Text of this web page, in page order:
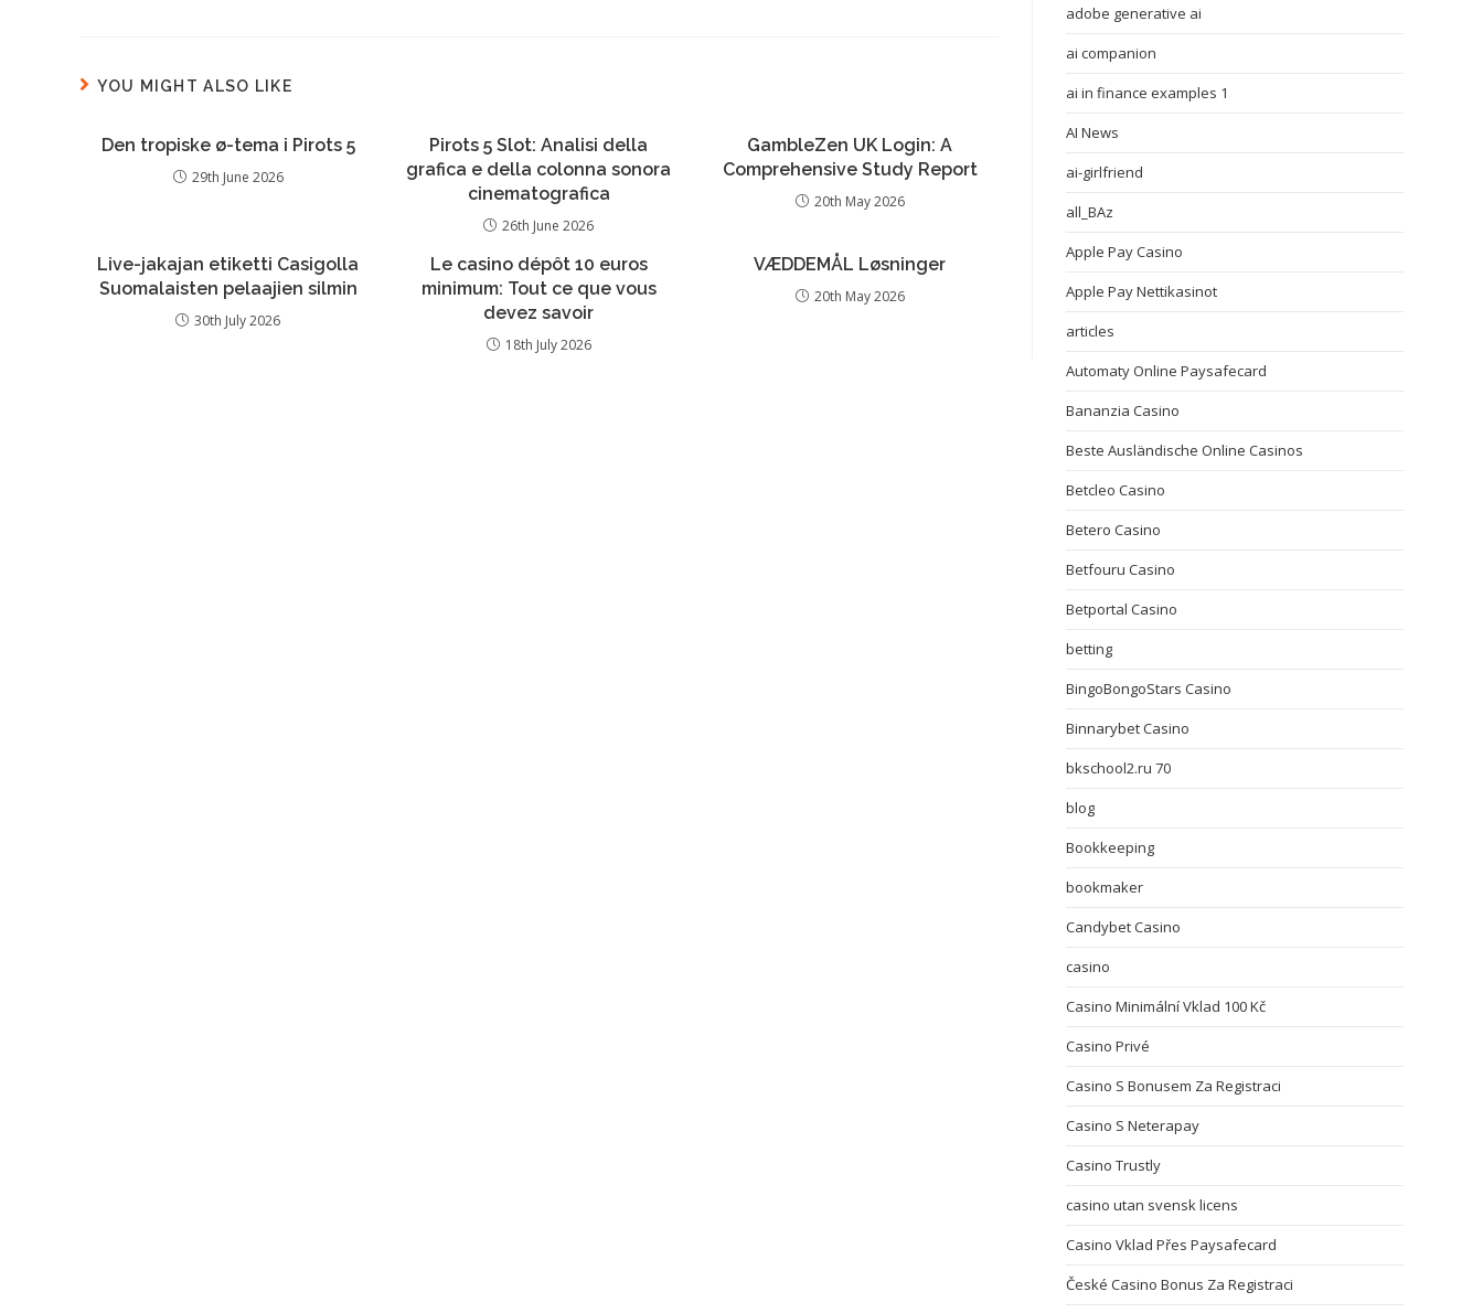
YOU MIGHT ALSO LIKE
Den tropiske ø-tema i Pirots 5
29th June 2026
Pirots 5 Slot: Analisi della
grafica e della colonna sonora
cinematografica
26th June 2026
GambleZen UK Login: A
Comprehensive Study Report
20th May 2026
Live-jakajan etiketti Casigolla
Suomalaisten pelaajien silmin
30th July 2026
Le casino dépôt 10 euros
minimum: Tout ce que vous
devez savoir
18th July 2026
VÆDDEMÅL Løsninger
20th May 2026
adobe generative ai
ai companion
ai in finance examples 1
AI News
ai-girlfriend
all_BAz
Apple Pay Casino
Apple Pay Nettikasinot
articles
Automaty Online Paysafecard
Bananzia Casino
Beste Ausländische Online Casinos
Betcleo Casino
Betero Casino
Betfouru Casino
Betportal Casino
betting
BingoBongoStars Casino
Binnarybet Casino
bkschool2.ru 70
blog
Bookkeeping
bookmaker
Candybet Casino
casino
Casino Minimální Vklad 100 Kč
Casino Privé
Casino S Bonusem Za Registraci
Casino S Neterapay
Casino Trustly
casino utan svensk licens
Casino Vklad Přes Paysafecard
České Casino Bonus Za Registraci